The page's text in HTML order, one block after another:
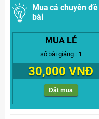
Mua cả chuyên đề
bài
MUA LẺ
số bài giảng : 1
30,000 VNĐ
Đặt mua